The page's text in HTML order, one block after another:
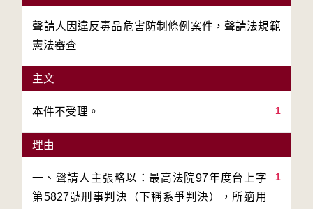
聲請人因違反毒品危害防制條例案件，聲請法規範
憲法審查
主文
1
本件不受理。
理由
1
一、聲請人主張略以：最高法院97年度台上字
第5827號刑事判決（下稱系爭判決），所適用